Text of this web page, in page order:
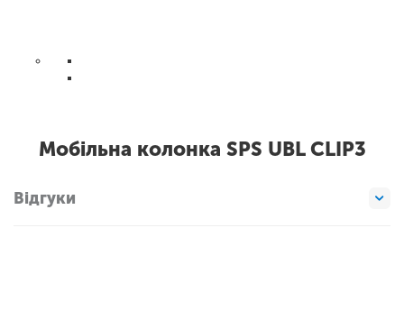
Мобільна колонка SPS UBL CLIP3
Відгуки